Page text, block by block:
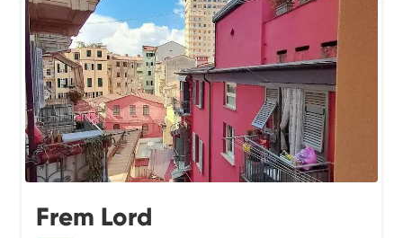
Frem Lord